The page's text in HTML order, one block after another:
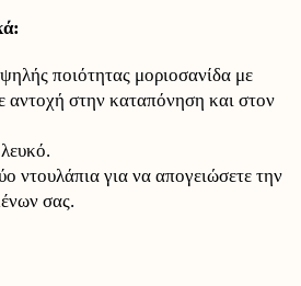
ποιότητας μοριοσανίδα με
αντοχή στην καταπόνηση και στον
ντουλάπια για να απογειώσετε την
σας.